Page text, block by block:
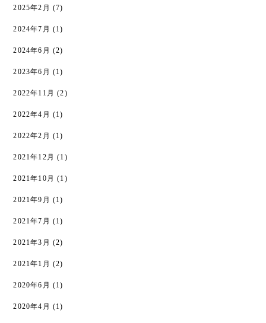
2025年2月 (7)
2024年7月 (1)
2024年6月 (2)
2023年6月 (1)
2022年11月 (2)
2022年4月 (1)
2022年2月 (1)
2021年12月 (1)
2021年10月 (1)
2021年9月 (1)
2021年7月 (1)
2021年3月 (2)
2021年1月 (2)
2020年6月 (1)
2020年4月 (1)